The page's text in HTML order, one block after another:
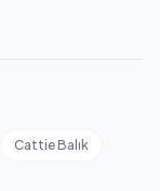
Cattie Balık